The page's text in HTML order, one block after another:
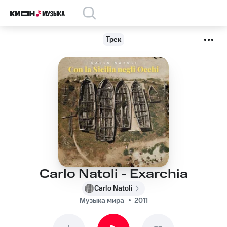
Трек
Carlo Natoli - Exarchia
Carlo Natoli
Музыка мира
2011